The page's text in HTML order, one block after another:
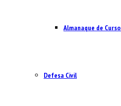
Almanaque de
Defesa Civil